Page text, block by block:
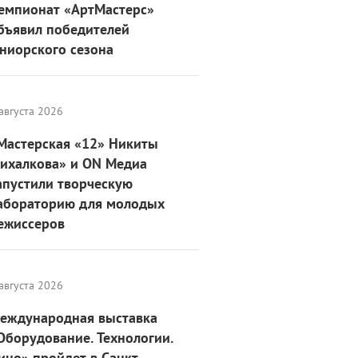
«АртМастерс»
победителей
сезона
2026
«12» Никиты
и ON Медиа
творческую
для молодых
2026
выставка
Технологии.